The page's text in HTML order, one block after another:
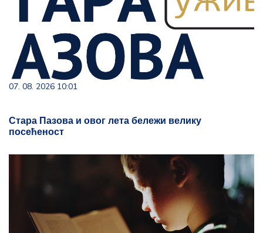
07. 08. 2026 10:01
Стара Пазова и овог лета бележи велику
посећеност